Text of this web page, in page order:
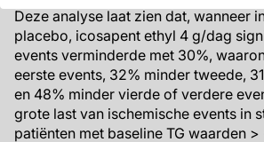
Deze analyse laat zien dat, wanneer
placebo, icosapent ethyl 4 g/dag
events verminderde met 30%,
eerste events, 32% minder tweede,
en 48% minder vierde of verdere
grote last van ischemische events in
patiënten met baseline TG waarden